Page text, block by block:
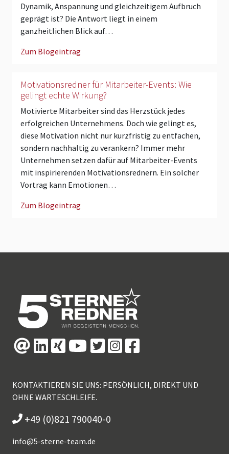
Dynamik, Anspannung und gleichzeitigem Aufbruch
geprägt ist? Die Antwort liegt in einem
ganzheitlichen Blick auf…
Zum Blogeintrag
Motivationsredner für Mitarbeiter-Events: Wie
gelingt echte Wirkung?
Motivierte Mitarbeiter sind das Herzstück jedes
erfolgreichen Unternehmens. Doch wie gelingt es,
diese Motivation nicht nur kurzfristig zu entfachen,
sondern nachhaltig zu verankern? Immer mehr
Unternehmen setzen dafür auf Mitarbeiter-Events
mit inspirierenden Motivationsrednern. Ein solcher
Vortrag kann Emotionen…
Zum Blogeintrag
KONTAKTIEREN SIE UNS: PERSÖNLICH, DIREKT UND
OHNE WARTESCHLEIFE.
+49 (0)821 790040-0
info@5-sterne-team.de